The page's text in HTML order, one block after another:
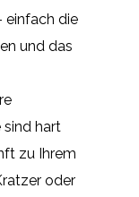
einfach die
und das
hart
zu Ihrem
oder